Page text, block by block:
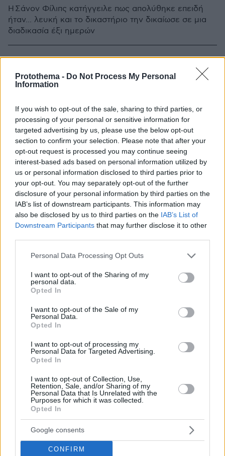
Protothema - Do Not Process My Personal
Information
If you wish to opt-out of the sale, sharing to third parties, or
processing of your personal or sensitive information for
targeted advertising by us, please use the below opt-out
section to confirm your selection. Please note that after your
opt-out request is processed you may continue seeing
interest-based ads based on personal information utilized by
us or personal information disclosed to third parties prior to
your opt-out. You may separately opt-out of the further
disclosure of your personal information by third parties on the
IAB’s list of downstream participants. This information may
also be disclosed by us to third parties on the IAB’s List of
Downstream Participants that may further disclose it to other
Please note that this website/app uses one or more Google
not limited to your visit or usage behaviour. You may click to
grant or deny consent to Google and its third-party tags to
use your data for below specified purposes in below Google
consent section.
Personal Data Processing Opt Outs
I want to opt-out of the Sharing of my
personal data.
Opted In
I want to opt-out of the Sale of my
Personal Data.
Opted In
I want to opt-out of processing my
Personal Data for Targeted Advertising.
Opted In
I want to opt-out of Collection, Use,
Retention, Sale, and/or Sharing of my
Personal Data that Is Unrelated with the
Purposes for which it was collected.
Opted In
Google consents
CONFIRM
Η Σάνον Φίλιπς κατήγγειλε πως απολύθηκε επειδή
ήταν... λευκή και το δικαστήριο την δικαίωσε σε μια
διαδικασία έξι ημερών
Τα Stars Coffee αντικατέστησαν τα Starbucks και
Με το σύνθημα «Τα Bucks έφυγαν, τα Stars έμειναν»
άνοιξαν εκ νέου τα καταστήματα - Ο Ρώσος ράπερ
τέλη Ιουλίου τα 130 καταστήματα Starbucks
19.08.2022, 14:07 4